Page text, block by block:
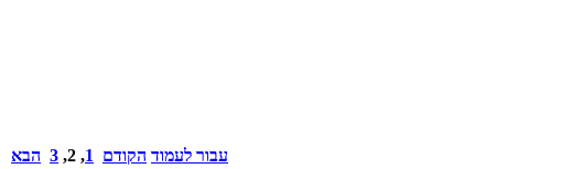
עבור לעמוד הקודם 1
,
2
,
3 הבא